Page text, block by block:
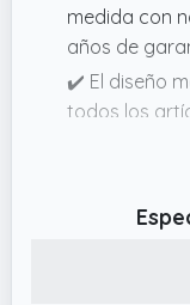
medida con
años de
✔️ El diseño
todos los
mano. Los
nuestros
la belleza de